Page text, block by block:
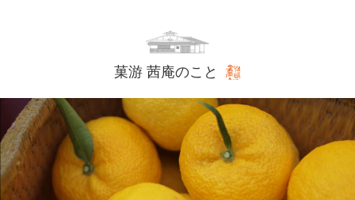
菓游 茜庵のこと